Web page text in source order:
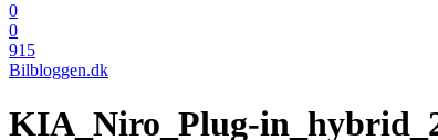
0
0
915
Bilbloggen.dk
KIA_Niro_Plug-